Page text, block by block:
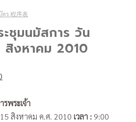
ตร 程序表
ชุมนมัสการ วัน
สิงหาคม 2010
พระเจ้า
15 สิงหาคม ค.ศ. 2010 เวลา : 9:00